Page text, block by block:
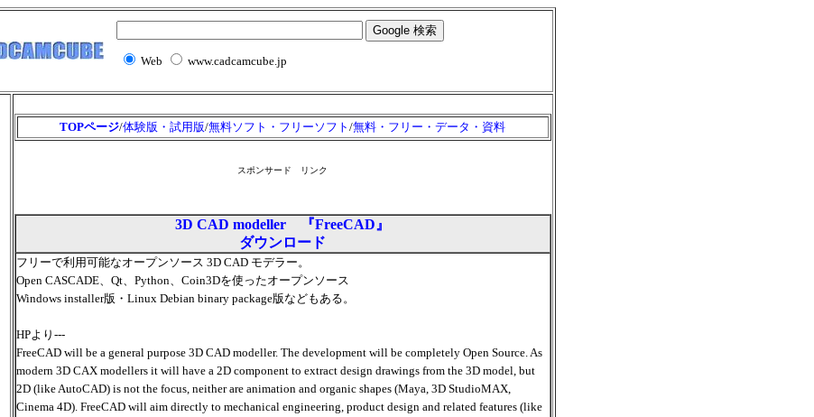
Web www.cadcamcube.jp
TOPページ/体験版・試用版/無料ソフト・フリーソフト /無料・フリー・データ・資料
スポンサード リンク
3D CAD modeller 『FreeCAD』
ダウンロード
フリーで利用可能なオープンソース 3D CAD モデラー。
Open CASCADE、Qt、Python、Coin3Dを使ったオープンソース
Windows installer版・Linux Debian binary package版などもある。
HPより---
FreeCAD will be a general purpose 3D CAD modeller. The development will be completely Open Source. As
modern 3D CAX modellers it will have a 2D component to extract design drawings from the 3D model, but
2D (like AutoCAD) is not the focus, neither are animation and organic shapes (Maya, 3D StudioMAX,
Cinema 4D). FreeCAD will aim directly to mechanical engineering, product design and related features (like